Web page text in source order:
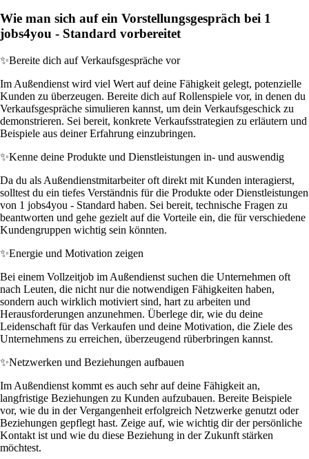
Wie man sich auf ein Vorstellungsgespräch bei 1
jobs4you - Standard vorbereitet
✨Bereite dich auf Verkaufsgespräche vor
Im Außendienst wird viel Wert auf deine Fähigkeit gelegt, potenzielle
Kunden zu überzeugen. Bereite dich auf Rollenspiele vor, in denen du
Verkaufsgespräche simulieren kannst, um dein Verkaufsgeschick zu
demonstrieren. Sei bereit, konkrete Verkaufsstrategien zu erläutern und
Beispiele aus deiner Erfahrung einzubringen.
✨Kenne deine Produkte und Dienstleistungen in- und auswendig
Da du als Außendienstmitarbeiter oft direkt mit Kunden interagierst,
solltest du ein tiefes Verständnis für die Produkte oder Dienstleistungen
von 1 jobs4you - Standard haben. Sei bereit, technische Fragen zu
beantworten und gehe gezielt auf die Vorteile ein, die für verschiedene
Kundengruppen wichtig sein könnten.
✨Energie und Motivation zeigen
Bei einem Vollzeitjob im Außendienst suchen die Unternehmen oft
nach Leuten, die nicht nur die notwendigen Fähigkeiten haben,
sondern auch wirklich motiviert sind, hart zu arbeiten und
Herausforderungen anzunehmen. Überlege dir, wie du deine
Leidenschaft für das Verkaufen und deine Motivation, die Ziele des
Unternehmens zu erreichen, überzeugend rüberbringen kannst.
✨Netzwerken und Beziehungen aufbauen
Im Außendienst kommt es auch sehr auf deine Fähigkeit an,
langfristige Beziehungen zu Kunden aufzubauen. Bereite Beispiele
vor, wie du in der Vergangenheit erfolgreich Netzwerke genutzt oder
Beziehungen gepflegt hast. Zeige auf, wie wichtig dir der persönliche
Kontakt ist und wie du diese Beziehung in der Zukunft stärken
möchtest.